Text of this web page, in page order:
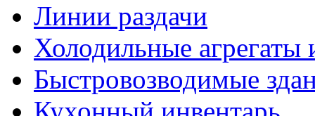
Линии раздачи
Холодильные агрегаты
Быстровозводимые